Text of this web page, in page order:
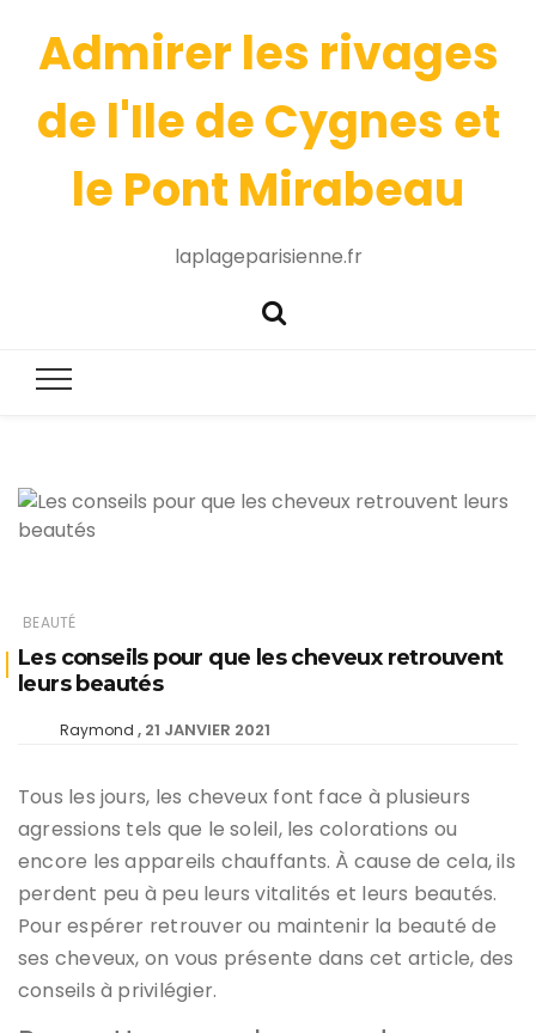
Admirer les rivages
de l'Ile de Cygnes et
le Pont Mirabeau
laplageparisienne.fr
BEAUTÉ
Les conseils pour que les cheveux retrouvent
leurs beautés
Raymond 21 JANVIER 2021
Tous les jours, les cheveux font face à plusieurs
agressions tels que le soleil, les colorations ou
encore les appareils chauffants. À cause de cela, ils
perdent peu à peu leurs vitalités et leurs beautés.
Pour espérer retrouver ou maintenir la beauté de
ses cheveux, on vous présente dans cet article, des
conseils à privilégier.